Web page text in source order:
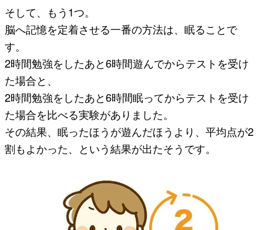
そして、もう1つ。
脳へ記憶を定着させる一番の方法は、眠ることで
す。
2時間勉強をしたあと6時間遊んでからテストを受け
た場合と、
2時間勉強をしたあと6時間眠ってからテストを受け
た場合を比べる実験がありました。
その結果、眠ったほうが遊んだほうより、平均点が2
割もよかった、という結果が出たそうです。